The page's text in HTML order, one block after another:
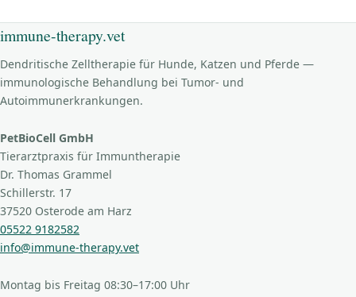
immune-therapy.vet
Dendritische Zelltherapie für Hunde, Katzen und Pferde —
immunologische Behandlung bei Tumor- und
Autoimmunerkrankungen.
PetBioCell GmbH
Tierarztpraxis für Immuntherapie
Dr. Thomas Grammel
Schillerstr. 17
37520 Osterode am Harz
05522 9182582
info@immune-therapy.vet
Montag bis Freitag 08:30–17:00 Uhr